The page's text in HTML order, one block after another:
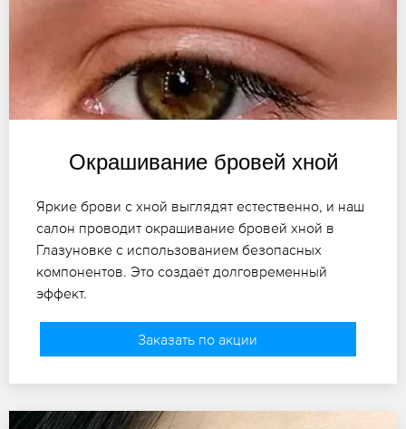
Окрашивание бровей хной
Яркие брови с хной выглядят естественно, и наш
салон проводит окрашивание бровей хной в
Глазуновке с использованием безопасных
компонентов. Это создаёт долговременный
эффект.
Заказать по акции